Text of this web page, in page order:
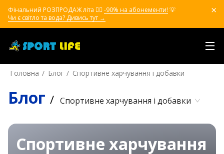
Фінальний РОЗПРОДАЖ літа ❤️‍🔥 -90% на абонементи! 💡
Чи є світло та вода? Дивись тут →
Головна Блог Спортивне харчування і добавки
Блог / Спортивне харчування і добавки
Спортивне харчування